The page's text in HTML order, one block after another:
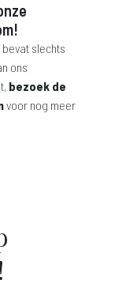
slechts
ons
bezoek de
voor nog meer